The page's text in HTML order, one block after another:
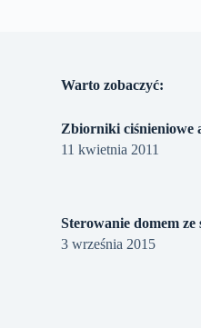
Warto zobaczyć:
Zbiorniki ciśnieniowe
11 kwietnia 2011
Sterowanie domem
3 września 2015